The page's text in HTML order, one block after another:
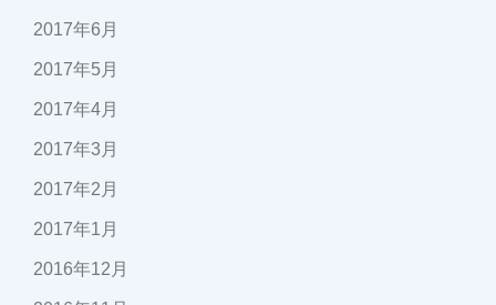
2017年6月
2017年5月
2017年4月
2017年3月
2017年2月
2017年1月
2016年12月